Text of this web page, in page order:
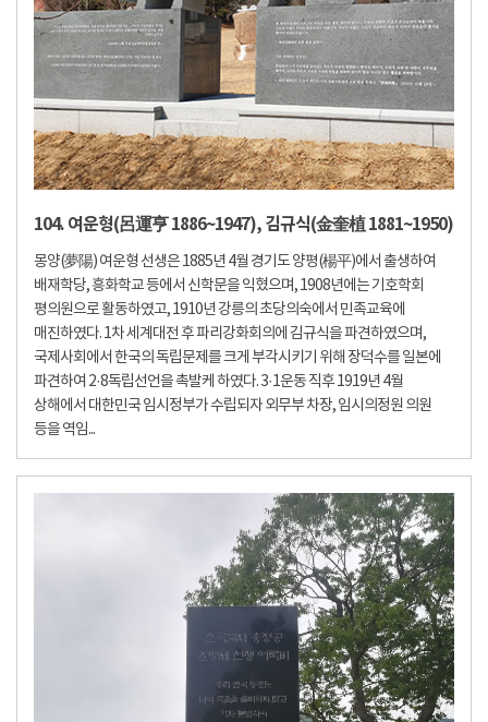
104. 여운형(呂運亨 1886~1947), 김규식(金奎植 1881~1950)
몽양(夢陽) 여운형 선생은 1885년 4월 경기도 양평(楊平)에서 출생하여
배재학당, 흥화학교 등에서 신학문을 익혔으며, 1908년에는 기호학회
평의원으로 활동하였고, 1910년 강릉의 초당의숙에서 민족교육에
매진하였다. 1차 세계대전 후 파리강화회의에 김규식을 파견하였으며,
국제사회에서 한국의 독립문제를 크게 부각시키기 위해 장덕수를 일본에
파견하여 2·8독립선언을 촉발케 하였다. 3·1운동 직후 1919년 4월
상해에서 대한민국 임시정부가 수립되자 외무부 차장, 임시의정원 의원
등을 역임...